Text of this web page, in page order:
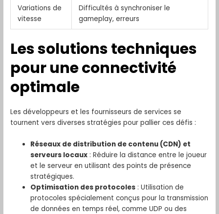
Variations de
vitesse
Difficultés à synchroniser le
gameplay, erreurs
Les solutions techniques
pour une connectivité
optimale
Les développeurs et les fournisseurs de services se
tournent vers diverses stratégies pour pallier ces défis :
Réseaux de distribution de contenu (CDN) et
serveurs locaux : Réduire la distance entre le joueur
et le serveur en utilisant des points de présence
stratégiques.
Optimisation des protocoles : Utilisation de
protocoles spécialement conçus pour la transmission
de données en temps réel, comme UDP ou des